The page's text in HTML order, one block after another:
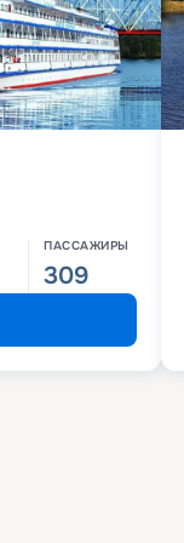
ПАССАЖИРЫ
309